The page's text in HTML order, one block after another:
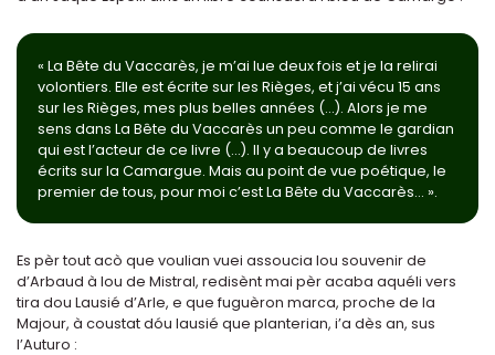
« La Bête du Vaccarès, je m’ai lue deux fois et je la relirai
volontiers. Elle est écrite sur les Rièges, et j’ai vécu 15 ans
sur les Rièges, mes plus belles années (…). Alors je me
sens dans La Bête du Vaccarès un peu comme le gardian
qui est l’acteur de ce livre (…). Il y a beaucoup de livres
écrits sur la Camargue. Mais au point de vue poétique, le
premier de tous, pour moi c’est La Bête du Vaccarès… ».
Es pèr tout acò que voulian vuei assoucia lou souvenir de
d’Arbaud à lou de Mistral, redisènt mai pèr acaba aquéli vers
tira dou Lausié d’Arle, e que fuguèron marca, proche de la
Majour, à coustat dóu lausié que planterian, i’a dès an, sus
l’Auturo :